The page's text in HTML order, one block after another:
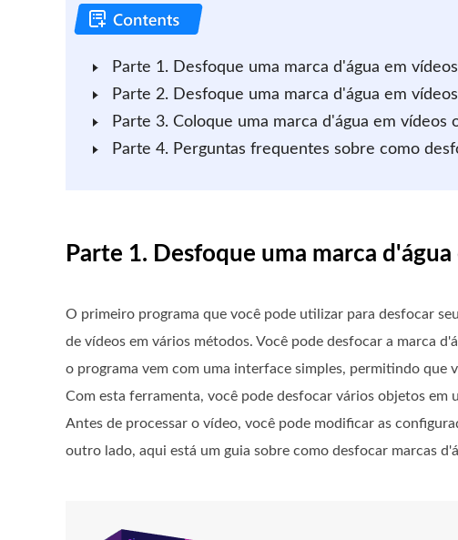
Parte 1. Desfoque uma marca d'água em
Parte 2. Desfoque uma marca d'água em
Parte 3. Coloque uma marca d'água em vídeos
Parte 4. Perguntas frequentes sobre como
Parte 1. Desfoque uma marca
O primeiro programa que você pode utilizar para desfocar
de vídeos em vários métodos. Você pode desfocar a marca
o programa vem com uma interface simples, permitindo que
Com esta ferramenta, você pode desfocar vários objetos em
Antes de processar o vídeo, você pode modificar as
outro lado, aqui está um guia sobre como desfocar marcas